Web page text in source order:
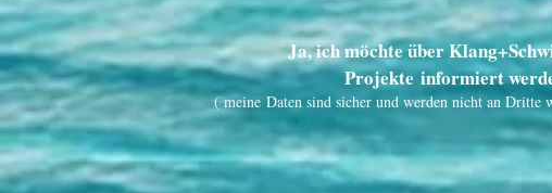
Ja, ich möchte über
Projekte informiert
( meine Daten sind sicher und werden nicht an Dritte